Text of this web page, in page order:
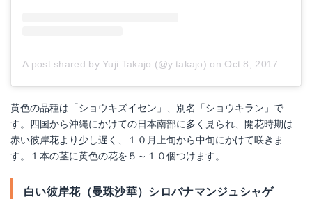
A post shared by Yuji Takajo (@y.takajo) on Oct 8, 2017 at 9:35am PDT
黄色の品種は「ショウキズイセン」、別名「ショウキラン」で
す。四国から沖縄にかけての日本南部に多く見られ、開花時期は
赤い彼岸花より少し遅く、１０月上旬から中旬にかけて咲きま
す。１本の茎に黄色の花を５～１０個つけます。
白い彼岸花（曼珠沙華）シロバナマンジュシャゲ